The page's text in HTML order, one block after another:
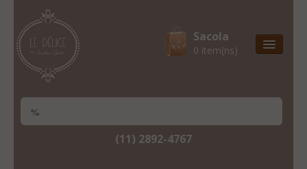
Sacola
0 item(ns)
Natal & 2017
Lista De Desejos
(11) 2892-4767